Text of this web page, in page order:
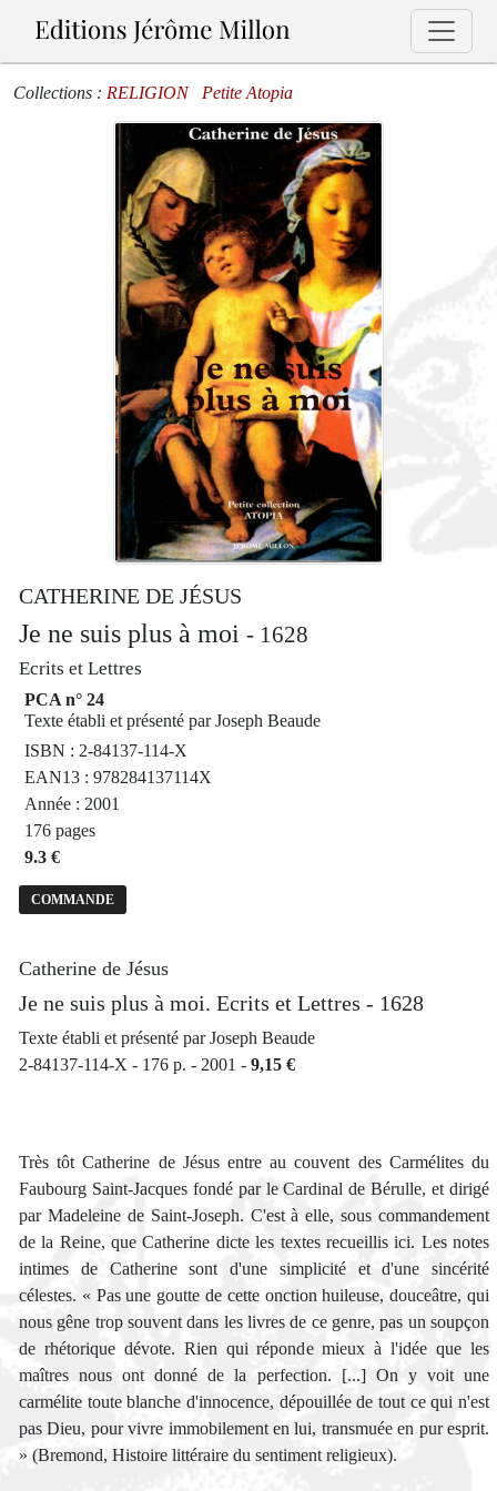
Collections : RELIGION Petite Atopia
CATHERINE DE JÉSUS
Je ne suis plus à moi - 1628
Ecrits et Lettres
PCA n° 24
Texte établi et présenté par Joseph Beaude
ISBN : 2-84137-114-X
EAN13 : 978284137114X
Année : 2001
176 pages
9.3 €
COMMANDE
Catherine de Jésus
Je ne suis plus à moi. Ecrits et Lettres - 1628
Texte établi et présenté par Joseph Beaude
2-84137-114-X - 176 p. - 2001 - 9,15 €
Très tôt Catherine de Jésus entre au couvent des Carmélites du
Faubourg Saint-Jacques fondé par le Cardinal de Bérulle, et dirigé
par Madeleine de Saint-Joseph. C'est à elle, sous commandement
de la Reine, que Catherine dicte les textes recueillis ici. Les notes
intimes de Catherine sont d'une simplicité et d'une sincérité
célestes. « Pas une goutte de cette onction huileuse, douceâtre, qui
nous gêne trop souvent dans les livres de ce genre, pas un soupçon
de rhétorique dévote. Rien qui réponde mieux à l'idée que les
maîtres nous ont donné de la perfection. [...] On y voit une
carmélite toute blanche d'innocence, dépouillée de tout ce qui n'est
pas Dieu, pour vivre immobilement en lui, transmuée en pur esprit.
» (Bremond, Histoire littéraire du sentiment religieux).